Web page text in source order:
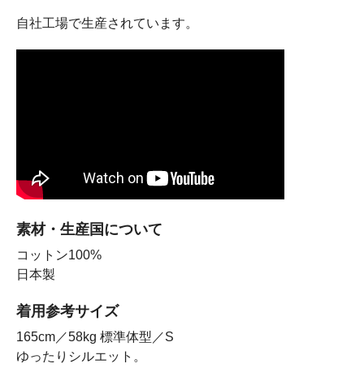
自社工場で生産されています。
素材・生産国について
コットン100%
日本製
着用参考サイズ
165cm／58kg 標準体型／S
ゆったりシルエット。